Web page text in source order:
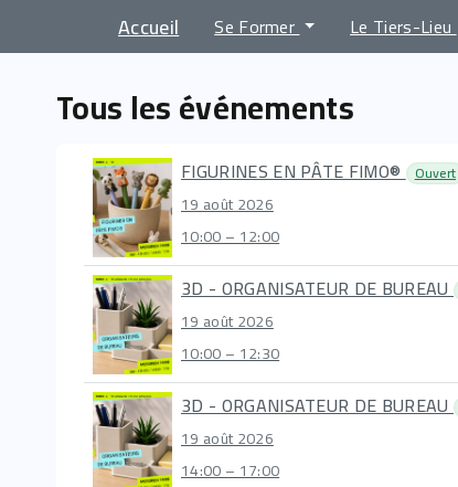
Accueil Se Former Le Tiers-Lieu
Tous les événements
FIGURINES EN PÂTE FIMO® Ouvert
19 août 2026
10:00 – 12:00
3D - ORGANISATEUR DE BUREAU
19 août 2026
10:00 – 12:30
3D - ORGANISATEUR DE BUREAU
19 août 2026
14:00 – 17:00